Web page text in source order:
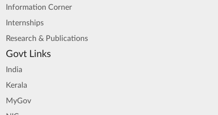
Information Corner
Internships
Research & Publications
Govt Links
India
Kerala
MyGov